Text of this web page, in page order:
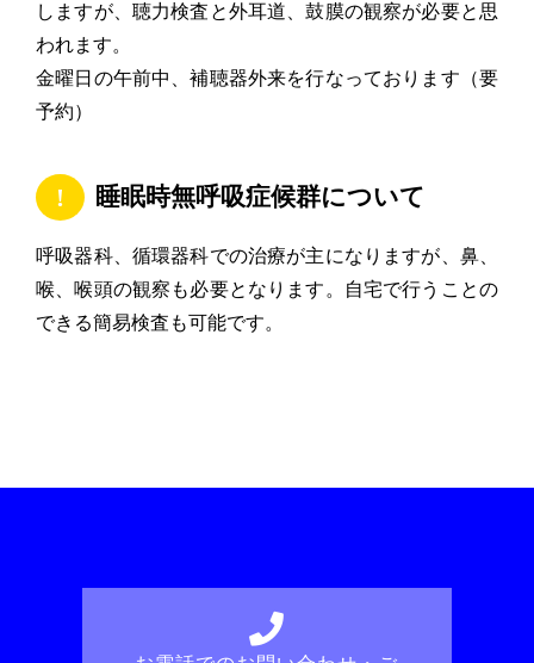
しますが、聴力検査と外耳道、鼓膜の観察が必要と思
われます。
金曜日の午前中、補聴器外来を行なっております（要
予約）
睡眠時無呼吸症候群について
呼吸器科、循環器科での治療が主になりますが、鼻、
喉、喉頭の観察も必要となります。自宅で行うことの
できる簡易検査も可能です。